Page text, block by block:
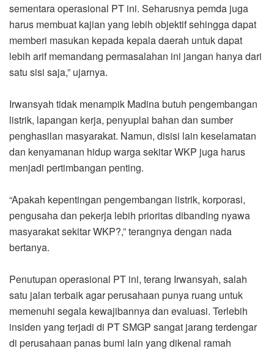
sementara operasional PT ini. Seharusnya pemda juga
harus membuat kajian yang lebih objektif sehingga dapat
memberi masukan kepada kepala daerah untuk dapat
lebih arif memandang permasalahan ini jangan hanya dari
satu sisi saja,” ujarnya.
Irwansyah tidak menampik Madina butuh pengembangan
listrik, lapangan kerja, penyuplai bahan dan sumber
penghasilan masyarakat. Namun, disisi lain keselamatan
dan kenyamanan hidup warga sekitar WKP juga harus
menjadi pertimbangan penting.
“Apakah kepentingan pengembangan listrik, korporasi,
pengusaha dan pekerja lebih prioritas dibanding nyawa
masyarakat sekitar WKP?,” terangnya dengan nada
bertanya.
Penutupan operasional PT ini, terang Irwansyah, salah
satu jalan terbaik agar perusahaan punya ruang untuk
memenuhi segala kewajibannya dan evaluasi. Terlebih
insiden yang terjadi di PT SMGP sangat jarang terdengar
di perusahaan panas bumi lain yang dikenal ramah